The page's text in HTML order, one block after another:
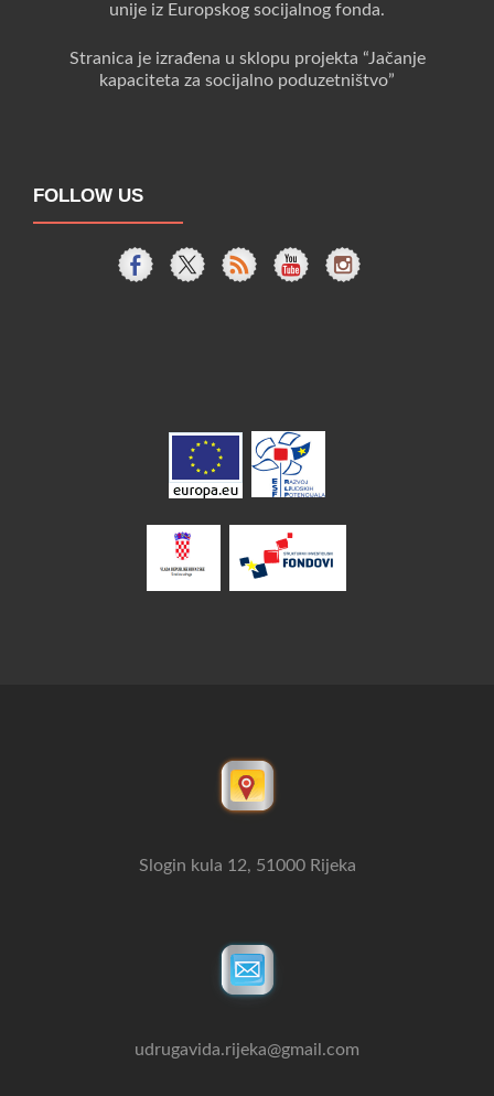
unije iz Europskog socijalnog fonda.
Stranica je izrađena u sklopu projekta “Jačanje
kapaciteta za socijalno poduzetništvo”
FOLLOW US
Slogin kula 12, 51000 Rijeka
udrugavida.rijeka@gmail.com